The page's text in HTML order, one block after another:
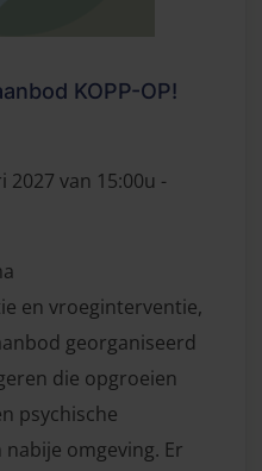
KOPP-OP!
en vroeginterventie,
georganiseerd
die opgroeien
psychische
omgeving. Er
van 15:00u -